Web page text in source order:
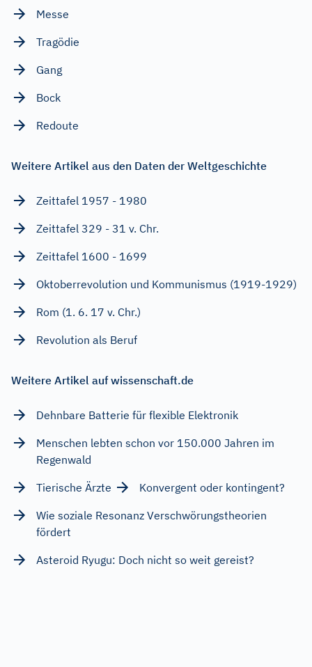
Messe
Tragödie
Gang
Bock
Redoute
Weitere Artikel aus den Daten der Weltgeschichte
Zeittafel 1957 - 1980
Zeittafel 329 - 31 v. Chr.
Zeittafel 1600 - 1699
Oktoberrevolution und Kommunismus (1919-1929)
Rom (1. 6. 17 v. Chr.)
Revolution als Beruf
Weitere Artikel auf wissenschaft.de
Dehnbare Batterie für flexible Elektronik
Menschen lebten schon vor 150.000 Jahren im
Regenwald
Tierische Ärzte
Konvergent oder kontingent?
Wie soziale Resonanz Verschwörungstheorien
fördert
Asteroid Ryugu: Doch nicht so weit gereist?